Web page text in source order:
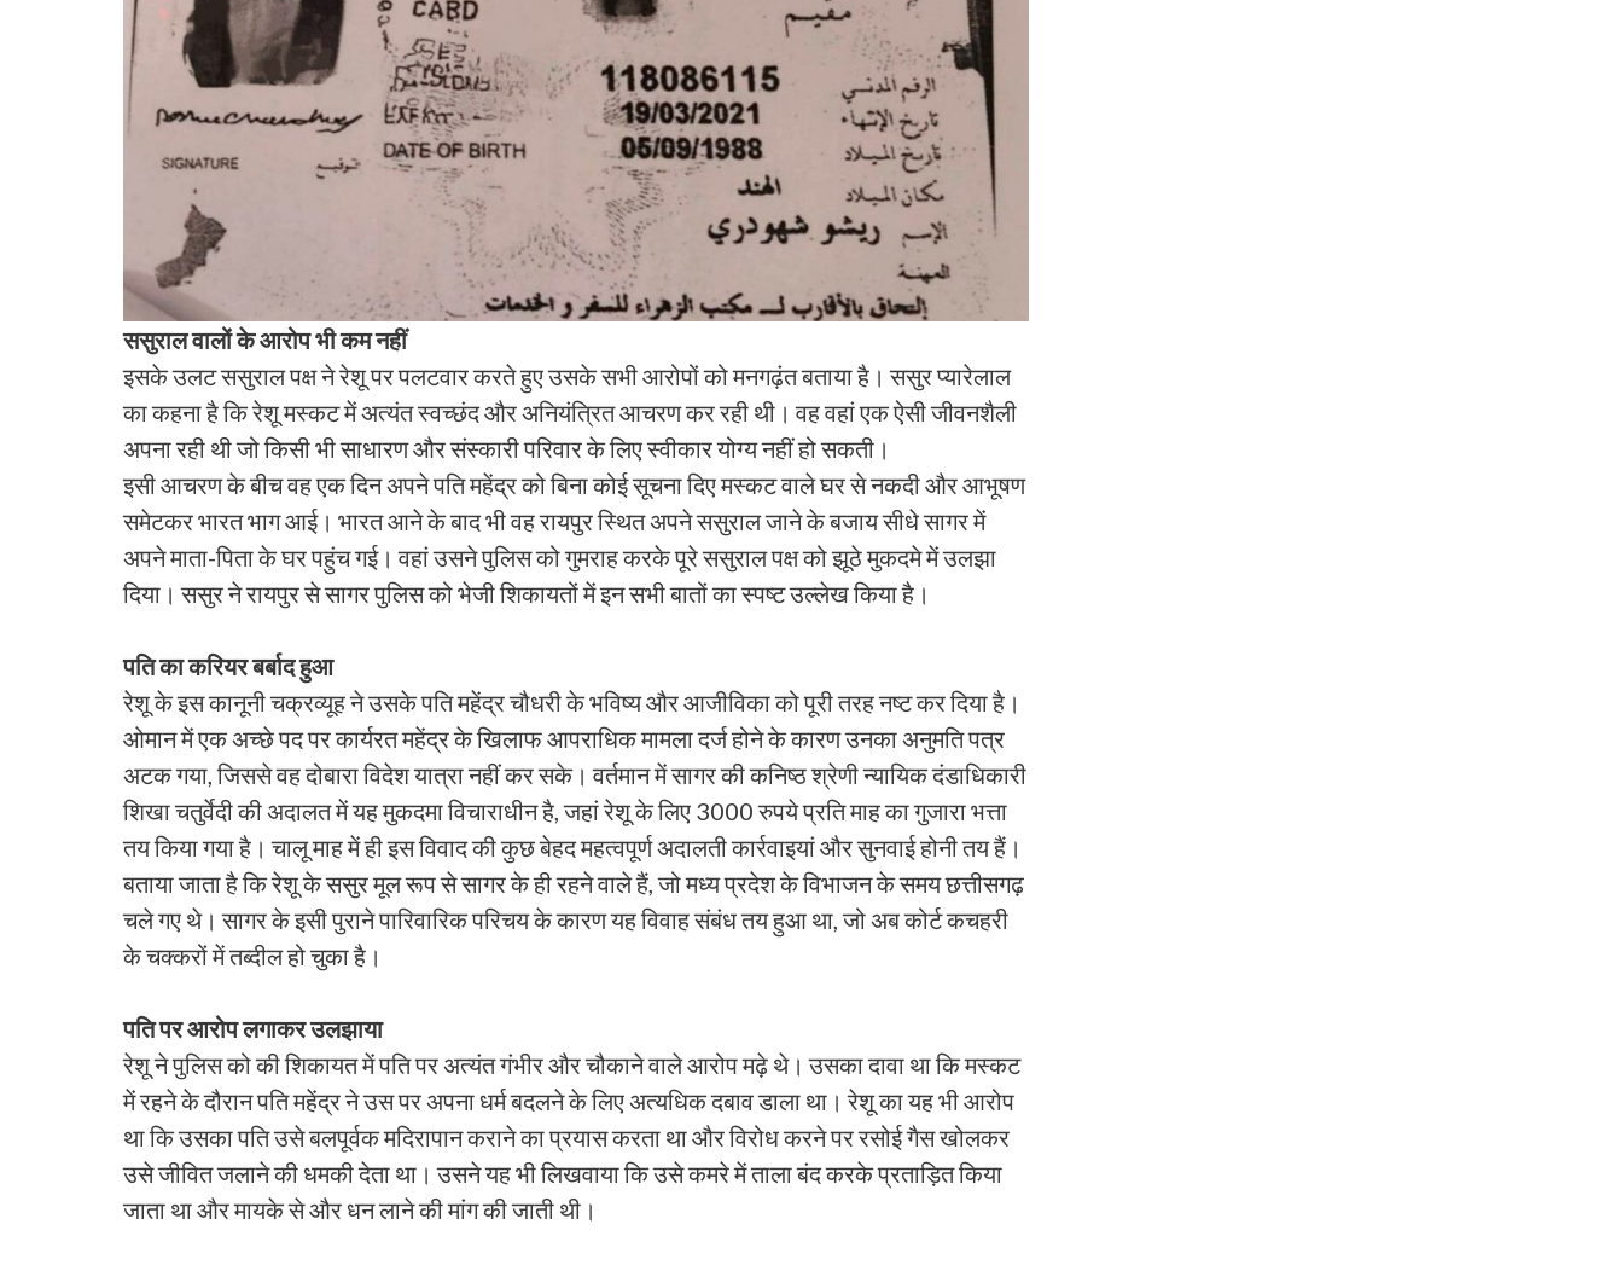
ससुराल वालों के आरोप भी कम नहीं
इसके उलट ससुराल पक्ष ने रेशू पर पलटवार करते हुए उसके सभी आरोपों को मनगढ़ंत बताया है। ससुर प्यारेलाल
का कहना है कि रेशू मस्कट में अत्यंत स्वच्छंद और अनियंत्रित आचरण कर रही थी। वह वहां एक ऐसी जीवनशैली
अपना रही थी जो किसी भी साधारण और संस्कारी परिवार के लिए स्वीकार योग्य नहीं हो सकती।
इसी आचरण के बीच वह एक दिन अपने पति महेंद्र को बिना कोई सूचना दिए मस्कट वाले घर से नकदी और आभूषण
समेटकर भारत भाग आई। भारत आने के बाद भी वह रायपुर स्थित अपने ससुराल जाने के बजाय सीधे सागर में
अपने माता-पिता के घर पहुंच गई। वहां उसने पुलिस को गुमराह करके पूरे ससुराल पक्ष को झूठे मुकदमे में उलझा
दिया। ससुर ने रायपुर से सागर पुलिस को भेजी शिकायतों में इन सभी बातों का स्पष्ट उल्लेख किया है।
पति का करियर बर्बाद हुआ
रेशू के इस कानूनी चक्रव्यूह ने उसके पति महेंद्र चौधरी के भविष्य और आजीविका को पूरी तरह नष्ट कर दिया है।
ओमान में एक अच्छे पद पर कार्यरत महेंद्र के खिलाफ आपराधिक मामला दर्ज होने के कारण उनका अनुमति पत्र
अटक गया, जिससे वह दोबारा विदेश यात्रा नहीं कर सके। वर्तमान में सागर की कनिष्ठ श्रेणी न्यायिक दंडाधिकारी
शिखा चतुर्वेदी की अदालत में यह मुकदमा विचाराधीन है, जहां रेशू के लिए 3000 रुपये प्रति माह का गुजारा भत्ता
तय किया गया है। चालू माह में ही इस विवाद की कुछ बेहद महत्वपूर्ण अदालती कार्रवाइयां और सुनवाई होनी तय हैं।
बताया जाता है कि रेशू के ससुर मूल रूप से सागर के ही रहने वाले हैं, जो मध्य प्रदेश के विभाजन के समय छत्तीसगढ़
चले गए थे। सागर के इसी पुराने पारिवारिक परिचय के कारण यह विवाह संबंध तय हुआ था, जो अब कोर्ट कचहरी
के चक्करों में तब्दील हो चुका है।
पति पर आरोप लगाकर उलझाया
रेशू ने पुलिस को की शिकायत में पति पर अत्यंत गंभीर और चौकाने वाले आरोप मढ़े थे। उसका दावा था कि मस्कट
में रहने के दौरान पति महेंद्र ने उस पर अपना धर्म बदलने के लिए अत्यधिक दबाव डाला था। रेशू का यह भी आरोप
था कि उसका पति उसे बलपूर्वक मदिरापान कराने का प्रयास करता था और विरोध करने पर रसोई गैस खोलकर
उसे जीवित जलाने की धमकी देता था। उसने यह भी लिखवाया कि उसे कमरे में ताला बंद करके प्रताड़ित किया
जाता था और मायके से और धन लाने की मांग की जाती थी।